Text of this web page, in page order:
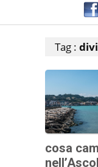
Tag :
cosa